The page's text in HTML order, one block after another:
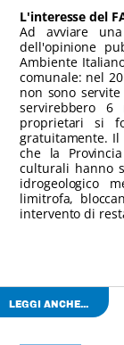
L'interesse del
Ad avviare
dell'opinione
Ambiente
comunale: nel
non sono
servirebbero
proprietari si
gratuitamente.
che la
culturali hanno
idrogeologico
limitrofa,
intervento di
LEGGI ANCHE...